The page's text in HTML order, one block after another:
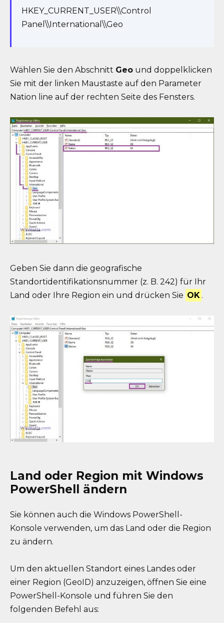
HKEY_CURRENT_USER\\Control
Panel\\International\\Geo
Wählen Sie den Abschnitt Geo und doppelklicken
Sie mit der linken Maustaste auf den Parameter
Nation line auf der rechten Seite des Fensters.
Geben Sie dann die geografische
Standortidentifikationsnummer (z. B. 242) für Ihr
Land oder Ihre Region ein und drücken Sie OK .
Land oder Region mit Windows
PowerShell ändern
Sie können auch die Windows PowerShell-
Konsole verwenden, um das Land oder die Region
zu ändern.
Um den aktuellen Standort eines Landes oder
einer Region (GeoID) anzuzeigen, öffnen Sie eine
PowerShell-Konsole und führen Sie den
folgenden Befehl aus: